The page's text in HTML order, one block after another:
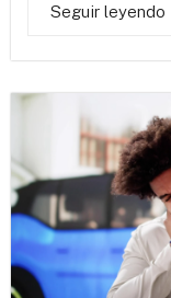
Seguir leyendo